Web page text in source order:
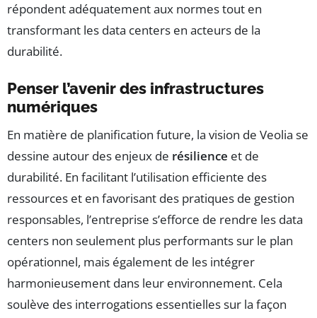
répondent adéquatement aux normes tout en
transformant les data centers en acteurs de la
durabilité.
Penser l’avenir des infrastructures
numériques
En matière de planification future, la vision de Veolia se
dessine autour des enjeux de résilience et de
durabilité. En facilitant l’utilisation efficiente des
ressources et en favorisant des pratiques de gestion
responsables, l’entreprise s’efforce de rendre les data
centers non seulement plus performants sur le plan
opérationnel, mais également de les intégrer
harmonieusement dans leur environnement. Cela
soulève des interrogations essentielles sur la façon